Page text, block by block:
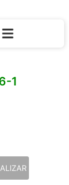
1